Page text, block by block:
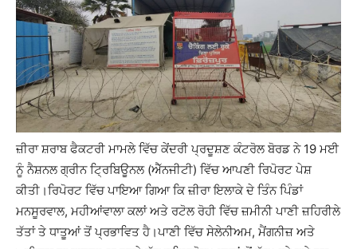
ਜ਼ੀਰਾ ਸ਼ਰਾਬ ਫੈਕਟਰੀ ਮਾਮਲੇ ਵਿੱਚ ਕੇਂਦਰੀ ਪ੍ਰਦੂਸ਼ਣ ਕੰਟਰੋਲ ਬੋਰਡ ਨੇ 19 ਮਈ
ਨੂੰ ਨੈਸ਼ਨਲ ਗ੍ਰੀਨ ਟ੍ਰਿਬਿਊਨਲ (ਐੱਨਜੀਟੀ) ਵਿੱਚ ਆਪਣੀ ਰਿਪੋਰਟ ਪੇਸ਼
ਕੀਤੀ।ਰਿਪੋਰਟ ਵਿੱਚ ਪਾਇਆ ਗਿਆ ਕਿ ਜ਼ੀਰਾ ਇਲਾਕੇ ਦੇ ਤਿੰਨ ਪਿੰਡਾਂ
ਮਨਸੂਰਵਾਲ, ਮਹੀਆਂਵਾਲਾ ਕਲਾਂ ਅਤੇ ਰਟੋਲ ਰੋਹੀ ਵਿੱਚ ਜ਼ਮੀਨੀ ਪਾਣੀ ਜ਼ਹਿਰੀਲੇ
ਤੱਤਾਂ ਤੇ ਧਾਤੂਆਂ ਤੋਂ ਪ੍ਰਭਾਵਿਤ ਹੈ।ਪਾਣੀ ਵਿੱਚ ਸੇਲੇਨੀਅਮ, ਮੈਂਗਨੀਜ਼ ਅਤੇ